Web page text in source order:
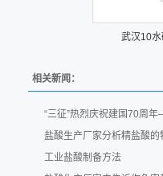
武汉10
相关新闻：
“三征”热烈庆祝建国70周
盐酸生产厂家分析精盐酸的
工业盐酸制备方法